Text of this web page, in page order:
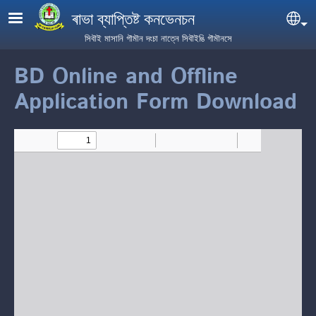
Skip to main contentৰাভা ব্যাপ্তিষ্ট কনভেনচন
সিবৗই মাসানি গৗমৗন দংচা নাত্নে সিবৗইঙি গৗমৗনসে
BD Online and Offline
Application Form Download